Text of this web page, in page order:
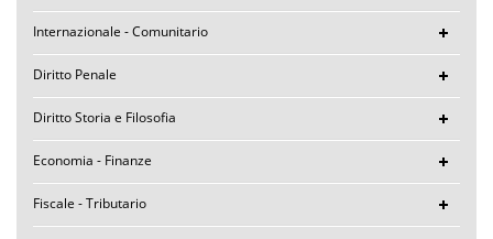
Internazionale - Comunitario
Diritto Penale
Diritto Storia e Filosofia
Economia - Finanze
Fiscale - Tributario